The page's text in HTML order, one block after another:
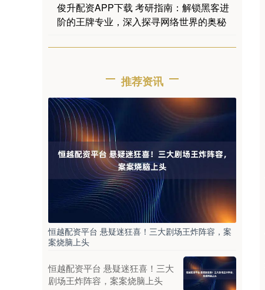
俊升配资APP下载 考研指南：解锁黑客进
阶的王牌专业，深入探寻网络世界的奥秘
推荐资讯
恒越配资平台 悬疑迷狂喜！三大剧场王炸阵容，案
案烧脑上头
恒越配资平台 悬疑迷狂喜！三大
剧场王炸阵容，案案烧脑上头